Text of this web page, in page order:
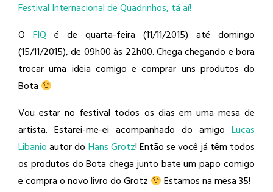
Festival Internacional de Quadrinhos, tá aí!
O FIQ é de quarta-feira (11/11/2015) até domingo
(15/11/2015), de 09h00 às 22h00. Chega chegando e bora
trocar uma ideia comigo e comprar uns produtos do
Bota
Vou estar no festival todos os dias em uma mesa de
artista. Estarei-me-ei acompanhado do amigo Lucas
Libanio​ autor do Hans Grotz​! Então se você já têm todos
os produtos do Bota chega junto bate um papo comigo
e compra o novo livro do Grotz
Estamos na mesa 35!